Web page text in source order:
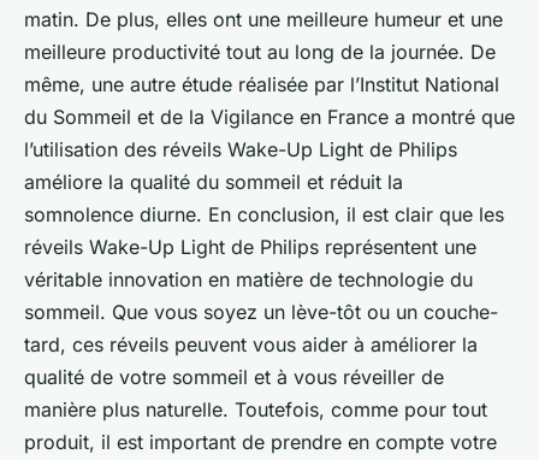
matin. De plus, elles ont une meilleure humeur et une
meilleure productivité tout au long de la journée. De
même, une autre étude réalisée par l’Institut National
du Sommeil et de la Vigilance en France a montré que
l’utilisation des réveils Wake-Up Light de Philips
améliore la qualité du sommeil et réduit la
somnolence diurne. En conclusion, il est clair que les
réveils Wake-Up Light de Philips représentent une
véritable innovation en matière de technologie du
sommeil. Que vous soyez un lève-tôt ou un couche-
tard, ces réveils peuvent vous aider à améliorer la
qualité de votre sommeil et à vous réveiller de
manière plus naturelle. Toutefois, comme pour tout
produit, il est important de prendre en compte votre